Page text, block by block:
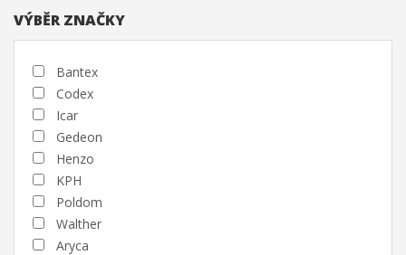
VÝBĚR ZNAČKY
Bantex
Codex
Icar
Gedeon
Henzo
KPH
Poldom
Walther
Aryca